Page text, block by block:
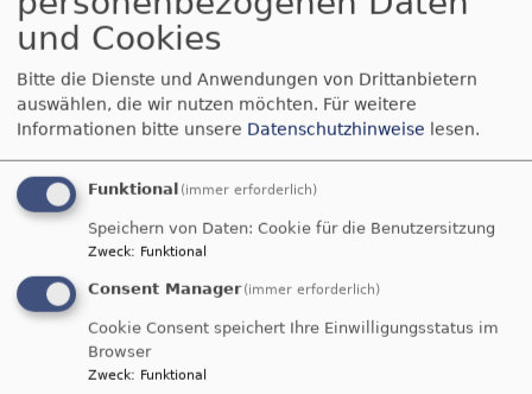
Startseite Gemeindeleben
Evangelische
Kirchenmusik in Deggendorf
Posaunenchor
In keiner evangelischen Kirchengemeinde darf
dieser Klangkörper fehlen: der Posaunenchor!
Alte und moderne Musik, kirchlich oder weltlich -
alles findet bei uns seinen Raum.
Der Posaunenchor probt sonntags um 19 Uhr im
und Cookies
Bitte die Dienste und Anwendungen von Drittanbietern
auswählen, die wir nutzen möchten. Für weitere
Informationen bitte unsere Datenschutzhinweise lesen.
Funktional (immer erforderlich)
Speichern von Daten: Cookie für die Benutzersitzung
Zweck: Funktional
Consent Manager (immer erforderlich)
Cookie Consent speichert Ihre Einwilligungsstatus im
Browser
Zweck: Funktional